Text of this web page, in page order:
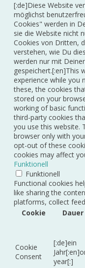
[:de]Diese Website
möglichst
Cookies" werden in
sie die Website nicht
Cookies von Dritten,
verstehen, wie Du
werden nur mit
gespeichert.[:en]This
experience while you
these, the cookies
stored on your
working of basic
third-party cookies
you use this website.
browser only with
opt-out of these
cookies may affect
Funktionell
Funktionell
Functional cookies
like sharing the
platforms, collect
Cookie
Dauer
Cookie
Consent
[:de]ein
year[:]